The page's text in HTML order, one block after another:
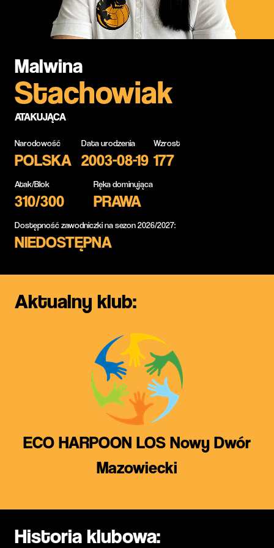
Malwina
Stachowiak
ATAKUJĄCA
Narodowość
POLSKA
Data urodzenia
2003-08-19
Wzrost
177
Atak/Blok
310/300
Ręka dominująca
PRAWA
Dostępność zawodniczki na sezon 2026/2027:
NIEDOSTĘPNA
Aktualny klub:
ECO HARPOON LOS Nowy Dwór
Mazowiecki
Historia klubowa: